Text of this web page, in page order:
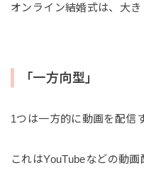
オンライン結婚式は、大き
「一方向型」
1つは一方的に動画を配信
これはYouTubeなどの動